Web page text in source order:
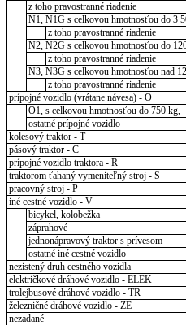
z toho pravostranné riadenie
N1, N1G s celkovou hmotnosťou do 3
z toho pravostranné riadenie
N2, N2G s celkovou hmotnosťou do
z toho pravostranné riadenie
N3, N3G s celkovou hmotnosťou nad
z toho pravostranné riadenie
prípojné vozidlo (vrátane návesa) - O
O1, s celkovou hmotnosťou do 750 kg,
ostatné prípojné vozidlo
kolesový traktor - T
pásový traktor - C
prípojné vozidlo traktora - R
traktorom ťahaný vymeniteľný stroj - S
pracovný stroj - P
iné cestné vozidlo - V
bicykel, kolobežka
záprahové
jednonápravový traktor s prívesom
ostatné iné cestné vozidlo
nezistený druh cestného vozidla
električkové dráhové vozidlo - ELEK
trolejbusové dráhové vozidlo - TR
železničné dráhové vozidlo - ZE
nezadané